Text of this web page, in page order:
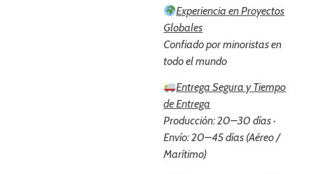
Experiencia en Proyectos
Globales
Confiado por minoristas en
todo el mundo
Entrega Segura y Tiempo
de Entrega
Producción: 20–30 días ·
Envío: 20–45 días (Aéreo /
Marítimo)